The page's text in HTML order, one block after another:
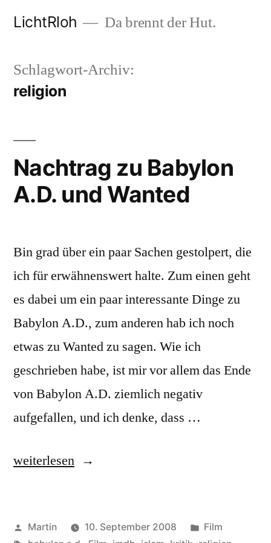
LichtRloh Da brennt der Hut.
Schlagwort-Archiv:
religion
Nachtrag zu Babylon
A.D. und Wanted
Bin grad über ein paar Sachen gestolpert, die
ich für erwähnenswert halte. Zum einen geht
es dabei um ein paar interessante Dinge zu
Babylon A.D., zum anderen hab ich noch
etwas zu Wanted zu sagen. Wie ich
geschrieben habe, ist mir vor allem das Ende
von Babylon A.D. ziemlich negativ
aufgefallen, und ich denke, dass …
„Nachtrag
A.D.
weiterlesen
Veröffentlicht
Martin 10. September 2008
Veröffentlicht
Film